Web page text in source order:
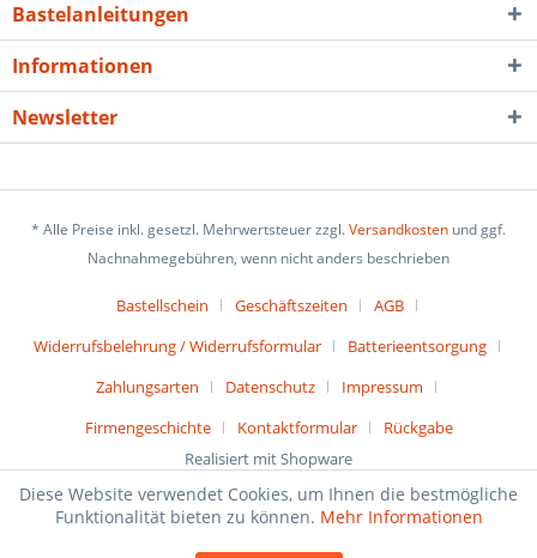
Bastelanleitungen
Informationen
Newsletter
* Alle Preise inkl. gesetzl. Mehrwertsteuer zzgl.Versandkosten und ggf.
Nachnahmegebühren, wenn nicht anders beschrieben
Bastellschein Geschäftszeiten
AGB
Widerrufsbelehrung / Widerrufsformular
Batterieentsorgung
Zahlungsarten
Datenschutz
Impressum
Firmengeschichte
Kontaktformular
Rückgabe
Realisiert mit Shopware
Diese Website verwendet Cookies, um Ihnen die bestmögliche
Funktionalität bieten zu können. Mehr Informationen